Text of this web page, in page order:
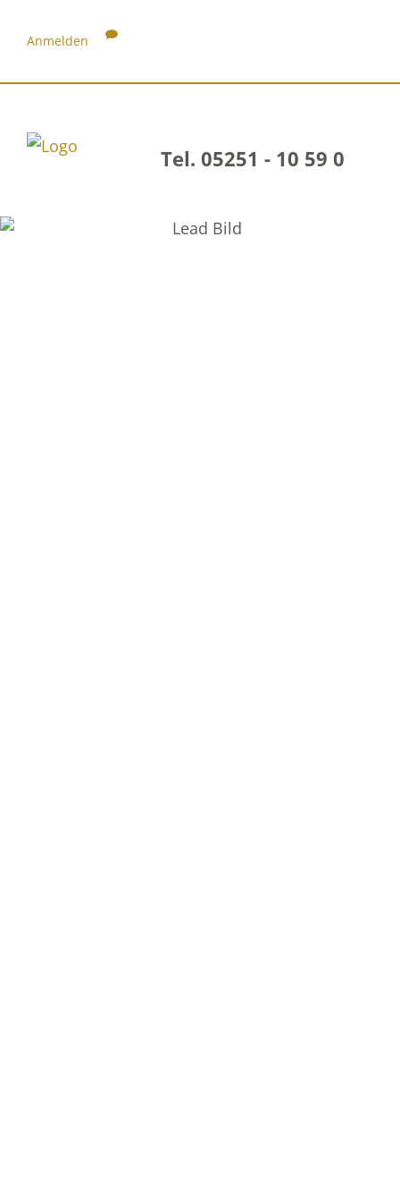
Anmelden
Tel. 05251 - 10 59 0